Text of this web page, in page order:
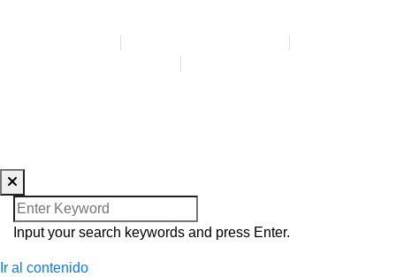
Input your search keywords and press Enter.
Ir al contenido